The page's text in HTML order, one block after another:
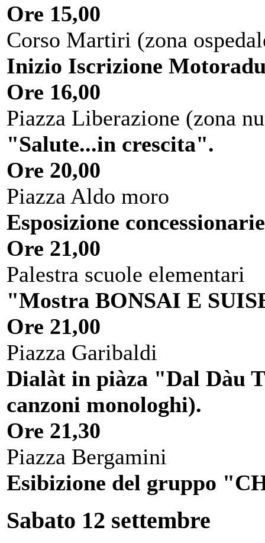
Ore 15,00
Corso Martiri (zona
Inizio Iscrizione
Ore 16,00
Piazza Liberazione (zona
"Salute...in crescita".
Ore 20,00
Piazza Aldo moro
Esposizione
Ore 21,00
Palestra scuole elementari
"Mostra BONSAI E
Ore 21,00
Piazza Garibaldi
Dialàt in piàza "Dal Dàu
canzoni monologhi).
Ore 21,30
Piazza Bergamini
Esibizione del gruppo
Sabato 12 settembre